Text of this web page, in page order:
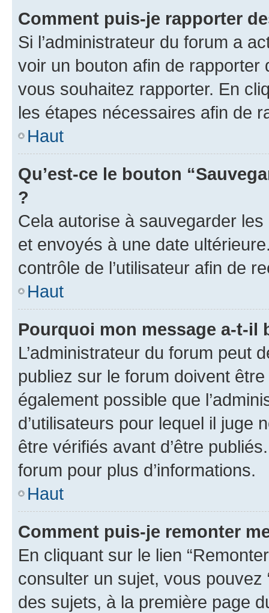
Comment puis-je rapporter
Si l’administrateur du forum a
voir un bouton afin de
vous souhaitez rapporter. En
les étapes nécessaires afin de
Haut
Qu’est-ce le bouton
?
Cela autorise à sauvegarder
et envoyés à une date
contrôle de l’utilisateur afin de
Haut
Pourquoi mon message a-t-il
L’administrateur du forum peut
publiez sur le forum doivent
également possible que
d’utilisateurs pour lequel il juge
être vérifiés avant d’être
forum pour plus d’informations.
Haut
Comment puis-je remonter
En cliquant sur le lien
consulter un sujet, vous pouvez
des sujets, à la première page